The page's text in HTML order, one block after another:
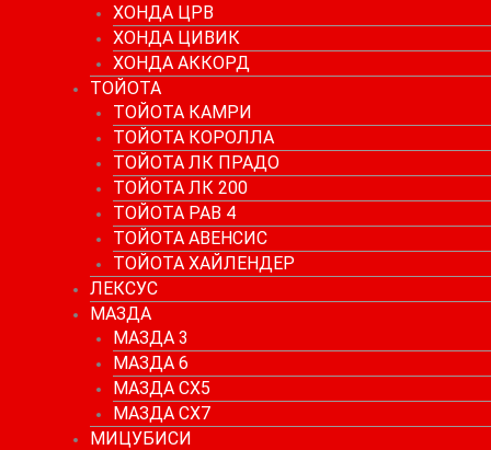
ХОНДА ЦРВ
ХОНДА ЦИВИК
ХОНДА АККОРД
ТОЙОТА
ТОЙОТА КАМРИ
ТОЙОТА КОРОЛЛА
ТОЙОТА ЛК ПРАДО
ТОЙОТА ЛК 200
ТОЙОТА РАВ 4
ТОЙОТА АВЕНСИС
ТОЙОТА ХАЙЛЕНДЕР
ЛЕКСУС
МАЗДА
МАЗДА 3
МАЗДА 6
МАЗДА СХ5
МАЗДА СХ7
МИЦУБИСИ